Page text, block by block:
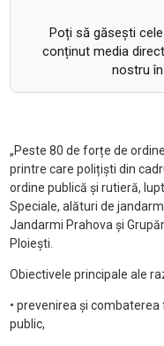
Poți să găsești
conținut media
nostru în
„Peste 80 de forțe de
printre care polițiști din
ordine publică și rutieră,
Speciale, alături de
Jandarmi Prahova și
Ploiești.
Obiectivele principale ale
• prevenireași combaterea
public,